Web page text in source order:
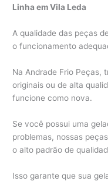
Linha em Vila Leda
A qualidade das peças
o funcionamento
Na Andrade Frio Peças,
originais ou de alta
funcione como nova.
Se você possui uma
problemas, nossas
o alto padrão de
Isso garante que sua